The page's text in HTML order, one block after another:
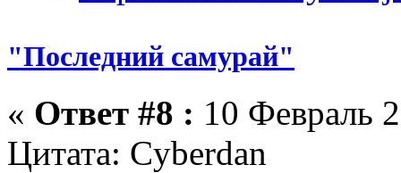
"Последний самурай"
« Ответ #8 : 10 Февраль
Цитата: Cyberdan